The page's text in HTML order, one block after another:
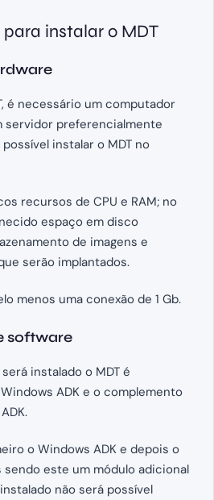
instalar o MDT
é necessário um computador
servidor preferencialmente
instalar o MDT no
recursos de CPU e RAM; no
espaço em disco
de imagens e
serão implantados.
menos uma conexão de 1 Gb.
software
instalado o MDT é
ADK e o complemento
o Windows ADK e depois o
sendo este um módulo adicional
não será possível